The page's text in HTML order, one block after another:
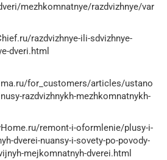
mezhkomnatnye/razdvizhnye/var
razdvizhnye-ili-sdvizhnye-
dveri.html
for_customers/articles/ustano
razdvizhnykh-mezhkomnatnykh-
remont-i-oformlenie/plusy-i-
dverei-nuansy-i-sovety-po-povody-
mejkomnatnyh-dverei.html